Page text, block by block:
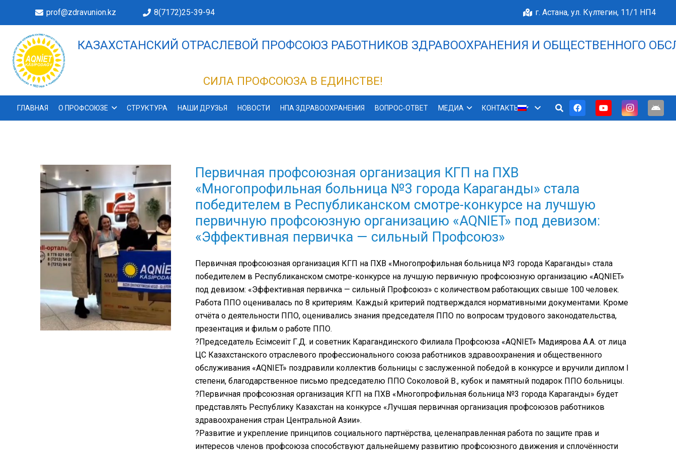
prof@zdravunion.kz 8(7172)25-39-94 г. Астана, ул. Күлтегин, 11/1 НП4
КАЗАХСТАНСКИЙ ОТРАСЛЕВОЙ ПРОФСОЮЗ РАБОТНИКОВ ЗДРАВООХРАНЕНИЯ И ОБЩЕСТВЕННОГО
СИЛА ПРОФСОЮЗА В ЕДИНСТВЕ!
ГЛАВНАЯ О ПРОФСОЮЗЕ СТРУКТУРА НАШИ ДРУЗЬЯ НОВОСТИ НПА ЗДРАВООХРАНЕНИЯ ВОПРОС-ОТВЕТ МЕДИА КОНТАКТЫ
Первичная профсоюзная организация КГП на ПХВ
«Многопрофильная больница №3 города Караганды» стала
победителем в Республиканском смотре-конкурсе на лучшую
первичную профсоюзную организацию «AQNIET» под девизом:
«Эффективная первичка — сильный Профсоюз»
Первичная профсоюзная организация КГП на ПХВ «Многопрофильная больница №3 города Караганды» стала
победителем в Республиканском смотре-конкурсе на лучшую первичную профсоюзную организацию «AQNIET»
под девизом: «Эффективная первичка — сильный Профсоюз» с количеством работающих свыше 100 человек.
Работа ППО оценивалась по 8 критериям. Каждый критерий подтверждался нормативными документами. Кроме
отчёта о деятельности ППО, оценивались знания председателя ППО по вопросам трудового законодательства,
презентация и фильм о работе ППО.
?Председатель Есімсеиіт Г.Д. и советник Карагандинского Филиала Профсоюза «AQNIET» Мадиярова А.А. от лица
ЦС Казахстанского отраслевого профессионального союза работников здравоохранения и общественного
обслуживания «AQNIET» поздравили коллектив больницы с заслуженной победой в конкурсе и вручили диплом I
степени, благодарственное письмо председателю ППО Соколовой В., кубок и памятный подарок ППО больницы.
?Первичная профсоюзная организация КГП на ПХВ «Многопрофильная больница №3 города Караганды» будет
представлять Республику Казахстан на конкурсе «Лучшая первичная организация профсоюзов работников
здравоохранения стран Центральной Азии».
?Развитие и укрепление принципов социального партнёрства, целенаправленная работа по защите прав и
интересов членов профсоюза способствуют дальнейшему развитию профсоюзного движения и сплочённости